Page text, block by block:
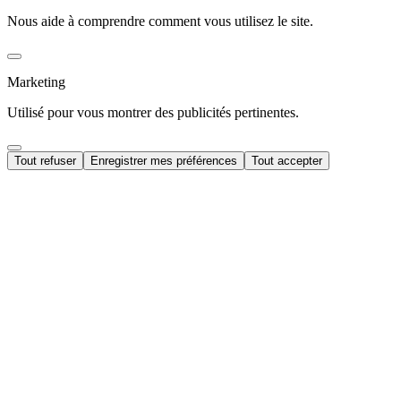
Nous aide à comprendre comment vous utilisez le site.
Marketing
Utilisé pour vous montrer des publicités pertinentes.
Tout refuser Enregistrer mes préférences Tout accepter